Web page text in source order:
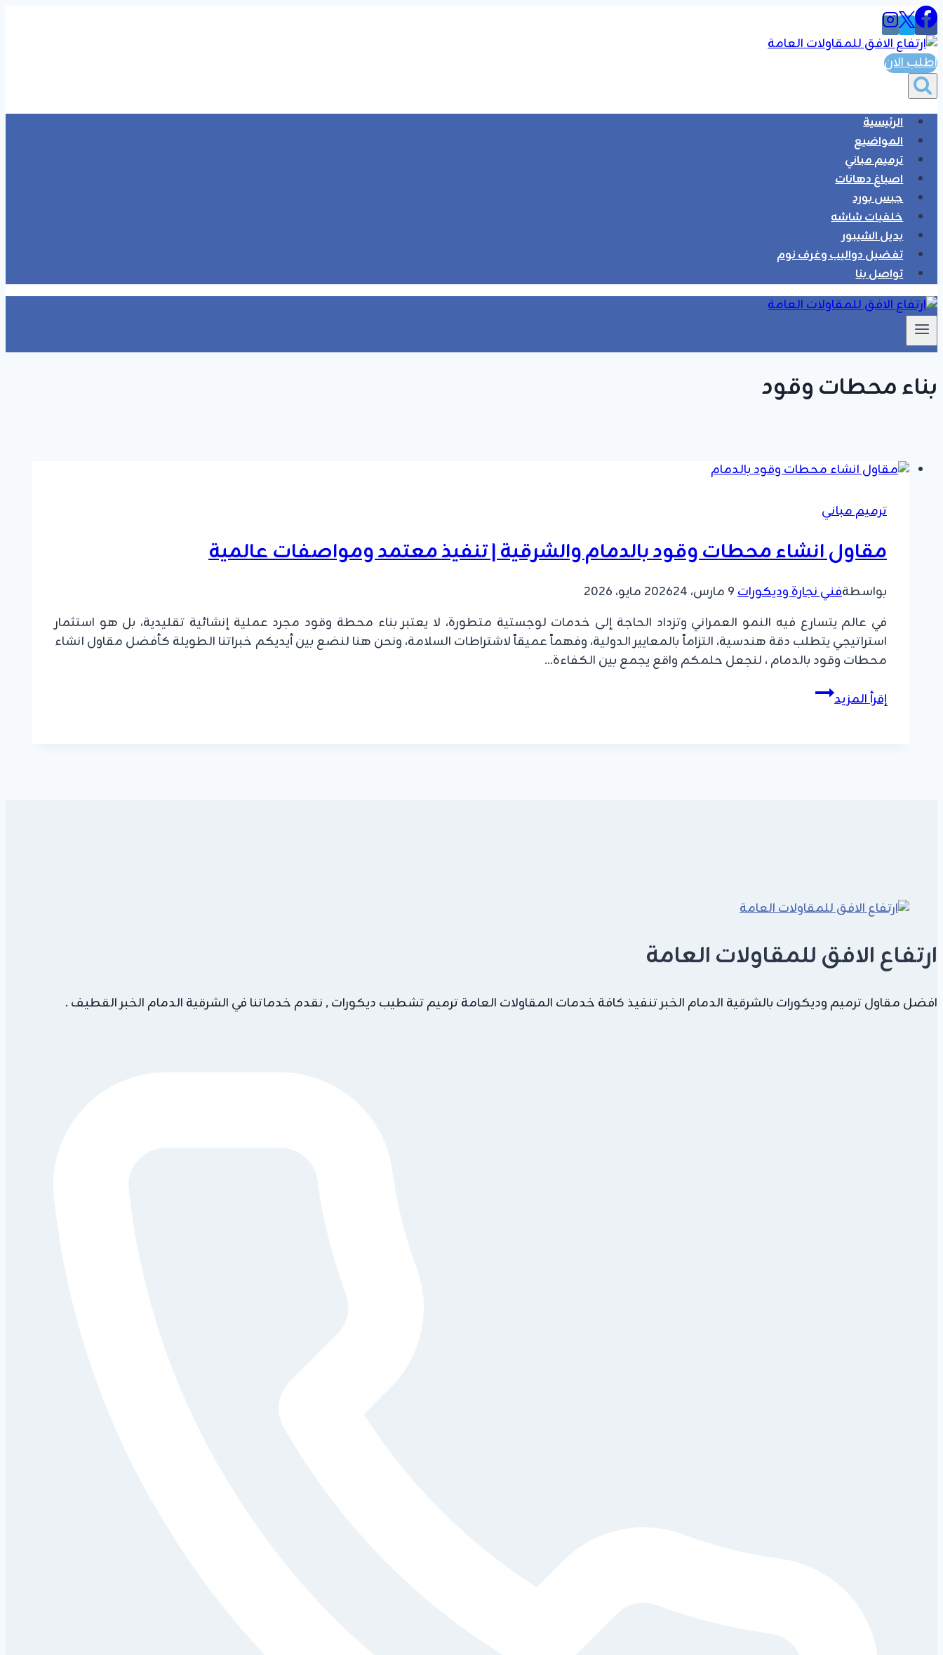
التجاوز
إلى
المحتوى
اطلب الان
الرئيسية
المواضيع
ترميم مباني
اصباغ دهانات
جبس بورد
خلفيات شاشه
بديل الشيبور
تفضيل دواليب وغرف نوم
تواصل بنا
بناء محطات وقود
ترميم مباني
مقاول انشاء محطات وقود بالدمام والشرقية | تنفيذ معتمد ومواصفات عالمية
بواسطةفني نجارة وديكورات9 مارس، 2026
24 مايو، 2026
​في عالم يتسارع فيه النمو العمراني وتزداد الحاجة إلى خدمات لوجستية متطورة، لا يعتبر بناء محطة وقود مجرد عملية إنشائية تقليدية، بل هو استثمار
استراتيجي يتطلب دقة هندسية، التزاماً بالمعايير الدولية، وفهماً عميقاً لاشتراطات السلامة، ونحن هنا لنضع بين أيديكم خبراتنا الطويلة كأفضل مقاول انشاء
محطات وقود بالدمام ، لنجعل حلمكم واقع يجمع بين الكفاءة…
إقرأ المزيدمقاول
انشاء
ارتفاع الافق للمقاولات العامة
افضل مقاول ترميم وديكورات بالشرقية الدمام الخبر تنفيذ كافة خدمات المقاولات العامة ترميم تشطيب ديكورات , نقدم خدماتنا في الشرقية الدمام الخبر القطيف .